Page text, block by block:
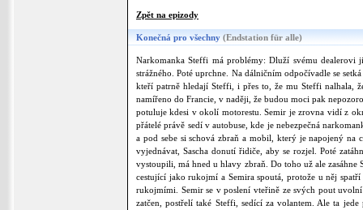
Zpět na epizody
Konečná pro všechny (Endstation für alle)
Narkomanka Steffi má problémy: Dluží svému dealerovi
strážného. Poté uprchne. Na dálničním odpočívadle se
kteří patrně hledají Steffi, i přes to, že mu Steffi nalhala,
namířeno do Francie, v naději, že budou moci pak
potuluje kdesi v okolí motorestu. Semir je zrovna vidí z
přátelé právě sedí v autobuse, kde je nebezpečná
a pod sebe si schová zbraň a mobil, který je napojený na
vyjednávat, Sascha donutí řidiče, aby se rozjel. Poté
vystoupili, má hned u hlavy zbraň. Do toho už ale zasáhne
cestující jako rukojmí a Semira spoutá, protože u něj
rukojmími. Semir se v poslení vteřině ze svých pout
zatčen, postřelí také Steffi, sedící za volantem. Ale ta